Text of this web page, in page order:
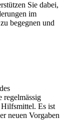
Sie dabei,
im
begegnen und
regelmässig
Hilfsmittel. Es ist
neuen Vorgaben